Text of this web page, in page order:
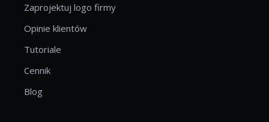
Zaprojektuj logo firmy
Opinie klientów
Tutoriale
Cennik
Blog